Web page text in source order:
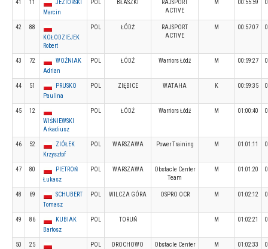
41 11
JEZIORSKI
Marcin
POL BŁASZKI
RAJSPORT
ACTIVE
M 00:55:59
42
88
KOŁODZIEJEK
Robert
POL ŁÓDŹ
RAJSPORT
ACTIVE
M 00:57:07
43 72
WOŹNIAK
Adrian
POL ŁÓDŹ Warriors Łódź M 00:59:27
44 51
PRUSKO
Paulina
POL ZIĘBICE WATAHA K 00:59:35
45
12
WIŚNIEWSKI
Arkadiusz
POL ŁÓDŹ Warriors Łódź M 01:00:40
46 52
ZIÓŁEK
Krzysztof
POL WARSZAWA Power Training M 01:01:11
47 80
PIETROŃ
Łukasz
POL WARSZAWA
Obstacle Center
Team
M 01:01:20
48 69
SCHUBERT
Tomasz
POL WILCZA GÓRA OSPRO OCR M 01:02:12
49 86
KUBIAK
Bartosz
POL TORUŃ M 01:02:21
50
25
POL DROCHOWO
Obstacle Center
M 01:02:33